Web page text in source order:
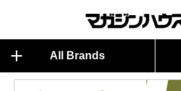
All Brands